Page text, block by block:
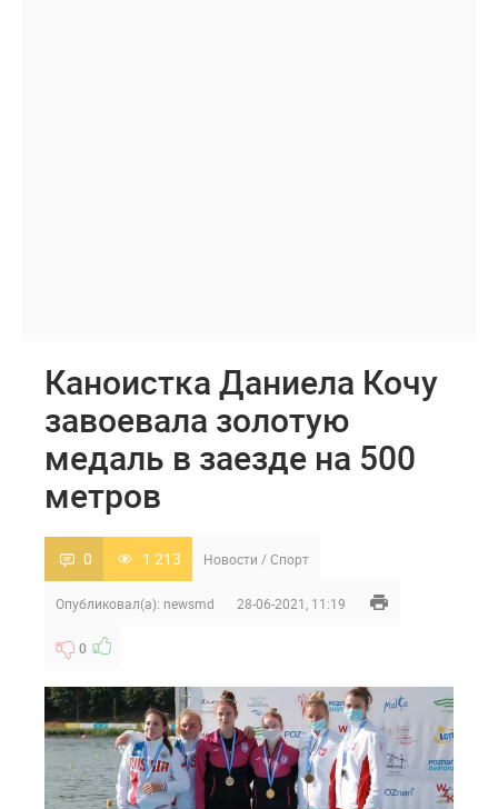
Каноистка Даниела Кочу
завоевала золотую
медаль в заезде на 500
метров
0 1 213 Новости /Спорт
Опубликовал(а): newsmd 28-06-2021, 11:19
0